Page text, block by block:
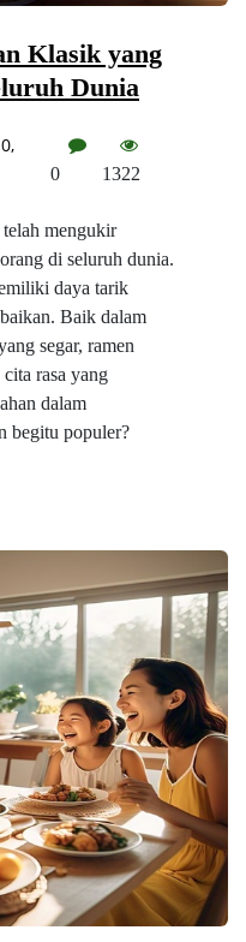
Klasik yang
Dunia
0 1322
mengukir
di seluruh dunia.
daya tarik
Baik dalam
segar, ramen
rasa yang
dalam
begitu populer?